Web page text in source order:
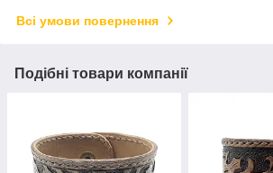
Всі умови повернення
Подібні товари компанії